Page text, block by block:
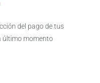
del pago de tus
último momento